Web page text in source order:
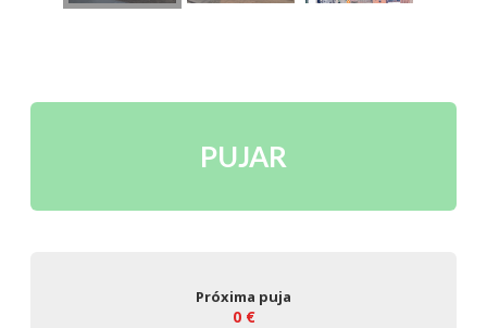
PUJAR
Próxima puja
0 €